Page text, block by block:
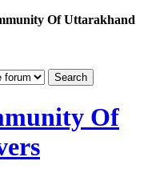
Of Uttarakhand
Of